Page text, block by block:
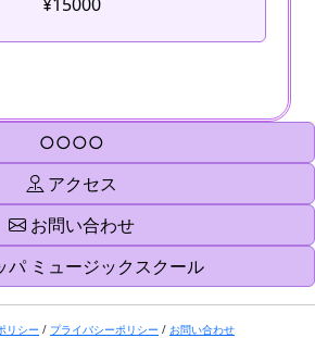
○○○○
アクセス
お問い合わせ
パ ミュージックスクール
リシー / プライバシーポリシー / お問い合わせ